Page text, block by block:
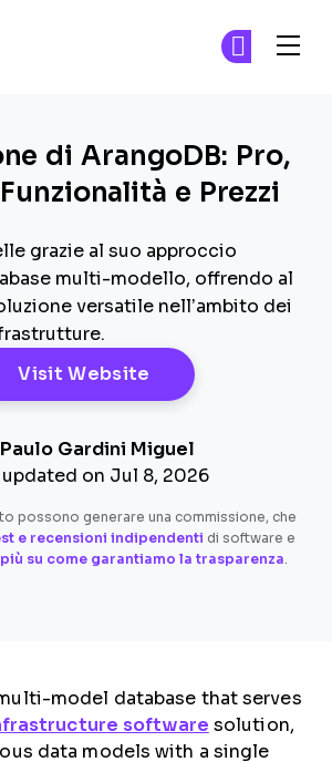
di ArangoDB: Pro,
e Prezzi
grazie al suo approccio
multi-modello, offrendo al
versatile nell’ambito dei
Visit Website Opens New
Paulo Gardini Miguel
updated on Jul 8, 2026
possono generare una commissione, che
e recensioni indipendenti di software e
su come garantiamo la trasparenza.
model database that serves
software solution,
data models with a single